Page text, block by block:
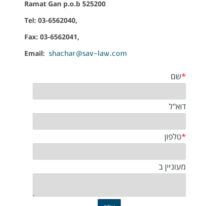
,Tel: 03-6562040
,Fax: 03-6562041
Email:shachar@sav-law.com